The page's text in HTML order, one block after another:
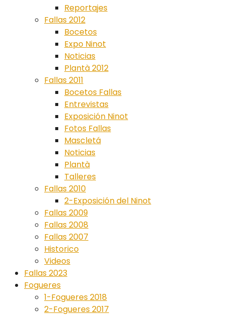
Reportajes
Fallas 2012
Bocetos
Expo Ninot
Noticias
Plantà 2012
Fallas 2011
Bocetos Fallas
Entrevistas
Exposición Ninot
Fotos Fallas
Mascletá
Noticias
Plantà
Talleres
Fallas 2010
2-Exposición del Ninot
Fallas 2009
Fallas 2008
Fallas 2007
Historico
Videos
Fallas 2023
Fogueres
1-Fogueres 2018
2-Fogueres 2017